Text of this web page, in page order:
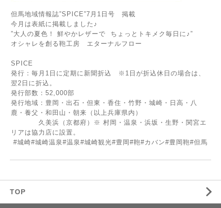
但馬地域情報誌”SPICE”7月1日号 掲載
今月は表紙に掲載しました♪
”大人の夏色！ 鮮やかレザーで ちょっとトキメク毎日に♪”
オシャレを創る鞄工房 エターナルフロー
SPICE
発行：毎月1日に定期に新聞折込 ※1日が折込休日の場合は、
翌2日に折込。
発行部数：52,000部
発行地域：豊岡・出石・但東・香住・竹野・城崎・日高・八
鹿・養父・和田山・朝来（以上兵庫県内）
久美浜（京都府）※ 村岡・温泉・浜坂・生野・関宮エ
リアは協力店に設置。
#城崎#城崎温泉#温泉#城崎観光#豊岡#鞄#カバン#豊岡鞄#但馬
TOP